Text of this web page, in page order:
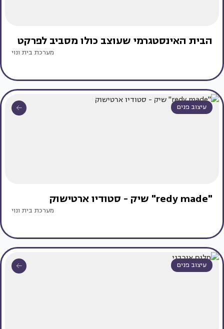
הבית האינסטגרמי שעוצב כולו מסביב לפרקט
מערכת בית ונוי
עיצוב פנים
"redy made" שיק - סטודיו ארטישוק
מערכת בית ונוי
עיצוב פנים